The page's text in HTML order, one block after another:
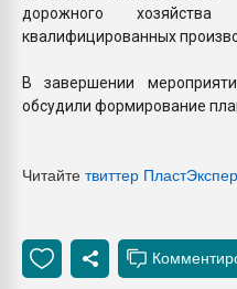
дорожного хозяйства
квалифицированных
В завершении
обсудили формирование
Читайте твиттер Пласт